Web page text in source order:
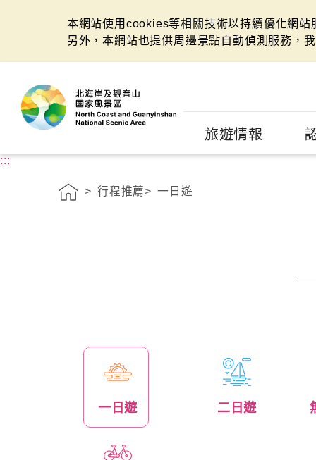
本網站使用cookies等相關技術以持續優化網
另外，本網站也提供周邊景點自動偵測服務，
旅遊情報
:::
行程推薦 一日遊
一日遊 二日遊